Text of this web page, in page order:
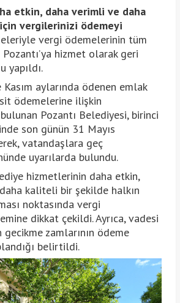
etkin, daha verimli ve daha
vergilerinizi ödemeyi
vergi ödemelerinin tüm
hizmet olarak geri
yapıldı.
Kasım aylarında ödenen emlak
ödemelerine ilişkin
Pozantı Belediyesi, birinci
son günün 31 Mayıs
vatandaşlara geç
uyarılarda bulundu.
hizmetlerinin daha etkin,
kaliteli bir şekilde halkın
noktasında vergi
dikkat çekildi. Ayrıca, vadesi
zamlarının ödeme
belirtildi.